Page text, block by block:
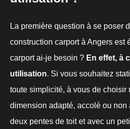
La première question à se poser
construction carport à Angers est
carport ai-je besoin ? En effet, à
utilisation. Si vous souhaitez
toute simplicité, à vous de choisir
dimension adapté, accolé ou non
deux pentes de toit et avec un